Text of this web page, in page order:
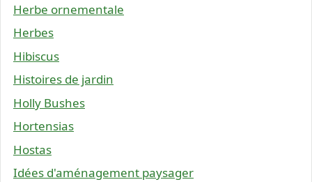
Herbe ornementale
Herbes
Hibiscus
Histoires de jardin
Holly Bushes
Hortensias
Hostas
Idées d'aménagement paysager